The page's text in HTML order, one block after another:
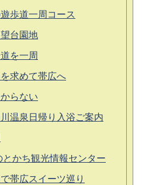
歩道一周コース
台園地
を一周
求めて帯広へ
らない
温泉日帰り入浴ご案内
かち観光情報センター
帯広スイーツ巡り